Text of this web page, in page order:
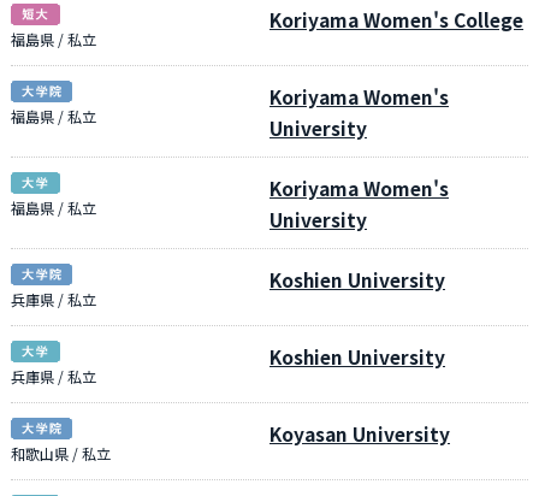
福島県 / 私立
Koriyama Women's College
福島県 / 私立
Koriyama Women's
University
福島県 / 私立
Koriyama Women's
University
兵庫県 / 私立
Koshien University
兵庫県 / 私立
Koshien University
和歌山県 / 私立
Koyasan University